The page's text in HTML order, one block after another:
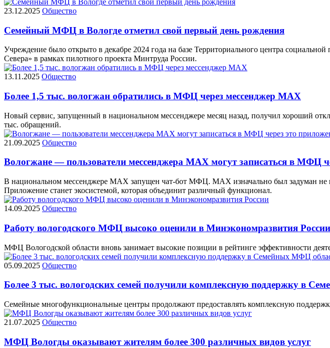
23.12.2025 Общество
Семейный МФЦ в Вологде отметил свой первый день рождения
Учреждение было открыто в декабре 2024 года на базе Территориального центра
Севера» в рамках пилотного проекта Минтруда России.
13.11.2025 Общество
Более 1,5 тыс. вологжан обратились в МФЦ через мессенджер МАХ
Новый сервис, запущенный в национальном мессенджере месяц назад, получил хороший
тыс. обращений.
21.09.2025 Общество
Вологжане — пользователи мессенджера MAX могут записаться в МФЦ
В национальном мессенджере MAX запущен чат-бот МФЦ. МАХ изначально был задуман не
Приложение станет экосистемой, которая объединит различный функционал.
14.09.2025 Общество
Работу вологодского МФЦ высоко оценили в Минэкономразвития России
МФЦ Вологодской области вновь занимает высокие позиции в рейтинге эффективности
05.09.2025 Общество
Более 3 тыс. вологодских семей получили комплексную поддержку в
Семейные многофункциональные центры продолжают предоставлять комплексную
21.07.2025 Общество
МФЦ Вологды оказывают жителям более 300 различных видов услуг